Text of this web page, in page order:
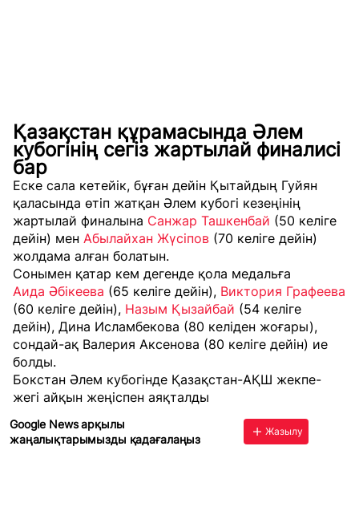
Қазақстан құрамасында Әлем
кубогінің сегіз жартылай финалисі
бар
Еске сала кетейік, бұған дейін Қытайдың Гуйян
қаласында өтіп жатқан Әлем кубогі кезеңінің
жартылай финалына Санжар Ташкенбай (50 келіге
дейін) мен Абылайхан Жүсіпов (70 келіге дейін)
жолдама алған болатын.
Сонымен қатар кем дегенде қола медальға
Аида Әбікеева (65 келіге дейін), Виктория Графеева
(60 келіге дейін), Назым Қызайбай (54 келіге
дейін), Дина Исламбекова (80 келіден жоғары),
сондай-ақ Валерия Аксенова (80 келіге дейін) ие
болды.
Бокстан Әлем кубогінде Қазақстан-АҚШ жекпе-
жегі айқын жеңіспен аяқталды
Google News арқылы
жаңалықтарымызды қадағалаңыз
Жазылу